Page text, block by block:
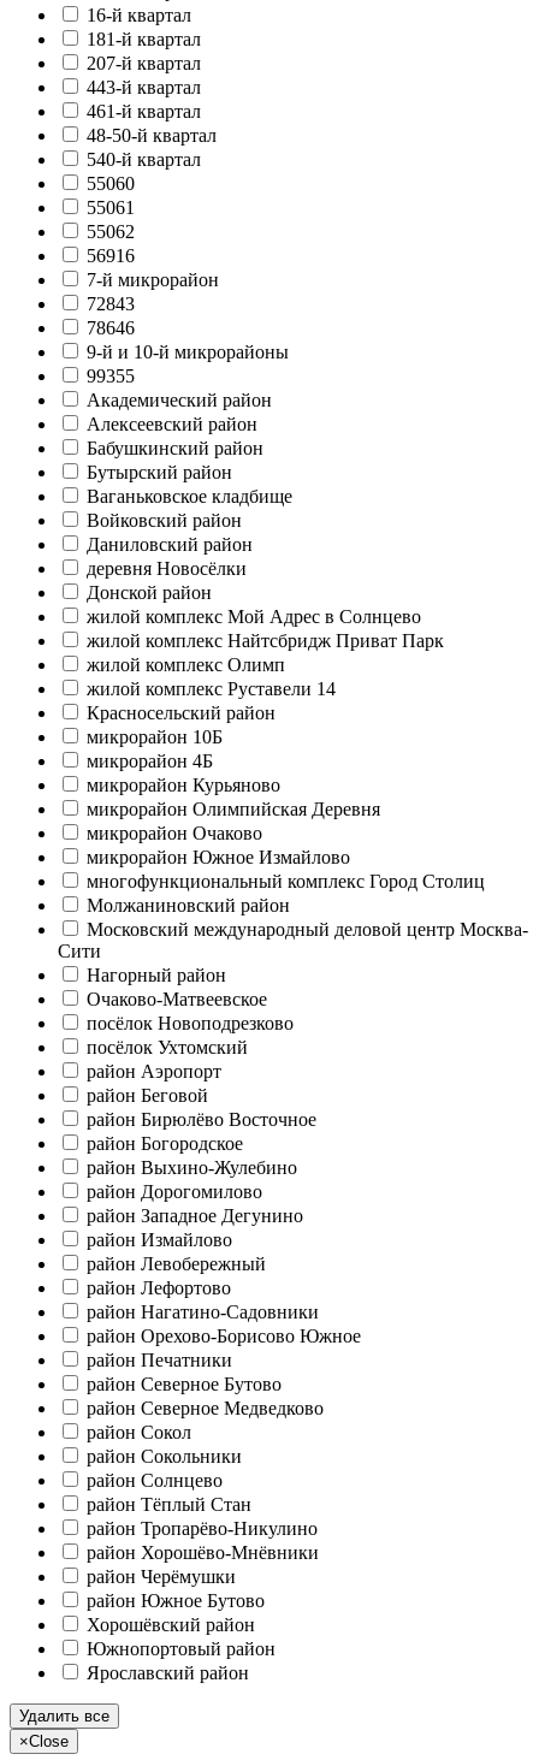
16-й квартал
181-й квартал
207-й квартал
443-й квартал
461-й квартал
48-50-й квартал
540-й квартал
55060
55061
55062
56916
7-й микрорайон
72843
78646
9-й и 10-й микрорайоны
99355
Академический район
Алексеевский район
Бабушкинский район
Бутырский район
Ваганьковское кладбище
Войковский район
Даниловский район
деревня Новосёлки
Донской район
жилой комплекс Мой Адрес в Солнцево
жилой комплекс Найтсбридж Приват Парк
жилой комплекс Олимп
жилой комплекс Руставели 14
Красносельский район
микрорайон 10Б
микрорайон 4Б
микрорайон Курьяново
микрорайон Олимпийская Деревня
микрорайон Очаково
микрорайон Южное Измайлово
многофункциональный комплекс Город Столиц
Молжаниновский район
Московский международный деловой центр Москва-
Сити
Нагорный район
Очаково-Матвеевское
посёлок Новоподрезково
посёлок Ухтомский
район Аэропорт
район Беговой
район Бирюлёво Восточное
район Богородское
район Выхино-Жулебино
район Дорогомилово
район Западное Дегунино
район Измайлово
район Левобережный
район Лефортово
район Нагатино-Садовники
район Орехово-Борисово Южное
район Печатники
район Северное Бутово
район Северное Медведково
район Сокол
район Сокольники
район Солнцево
район Тёплый Стан
район Тропарёво-Никулино
район Хорошёво-Мнёвники
район Черёмушки
район Южное Бутово
Хорошёвский район
Южнопортовый район
Ярославский район
Удалить все
×Close